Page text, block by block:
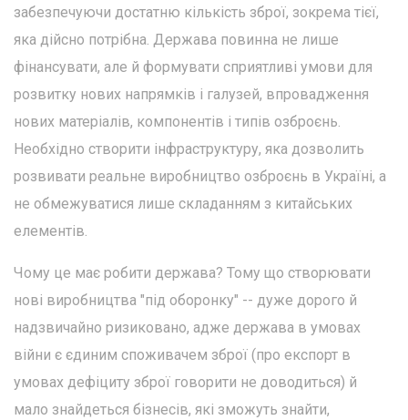
забезпечуючи достатню кількість зброї, зокрема тієї,
яка дійсно потрібна. Держава повинна не лише
фінансувати, але й формувати сприятливі умови для
розвитку нових напрямків і галузей, впровадження
нових матеріалів, компонентів і типів озброєнь.
Необхідно створити інфраструктуру, яка дозволить
розвивати реальне виробництво озброєнь в Україні, а
не обмежуватися лише складанням з китайських
елементів.
Чому це має робити держава? Тому що створювати
нові виробництва "під оборонку" -- дуже дорого й
надзвичайно ризиковано, адже держава в умовах
війни є єдиним споживачем зброї (про експорт в
умовах дефіциту зброї говорити не доводиться) й
мало знайдеться бізнесів, які зможуть знайти,